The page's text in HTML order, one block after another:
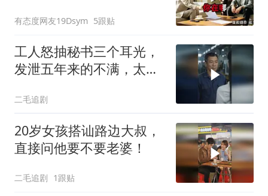
离婚
有态度网友19Dsym 5跟贴
工人怒抽秘书三个耳光，
发泄五年来的不满，太解
二毛追剧
20岁女孩搭讪路边大叔，
直接问他要不要老婆！
二毛追剧 1跟贴